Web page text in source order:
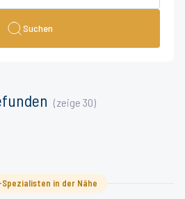
Suchen
(zeige 30)
in der Nähe